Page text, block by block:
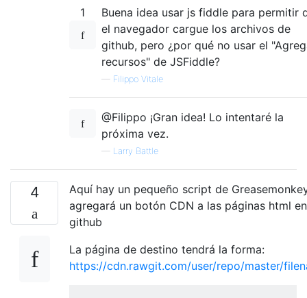
1
Buena idea usar js fiddle para permitir
el navegador cargue los archivos de
github, pero ¿por qué no usar el
recursos" de JSFiddle?
— Filippo Vitale
@Filippo ¡Gran idea! Lo intentaré la
próxima vez.
— Larry Battle
4
Aquí hay un pequeño script de
agregará un botón CDN a las páginas html en
github
La página de destino tendrá la forma:
https://cdn.rawgit.com/user/repo/master/